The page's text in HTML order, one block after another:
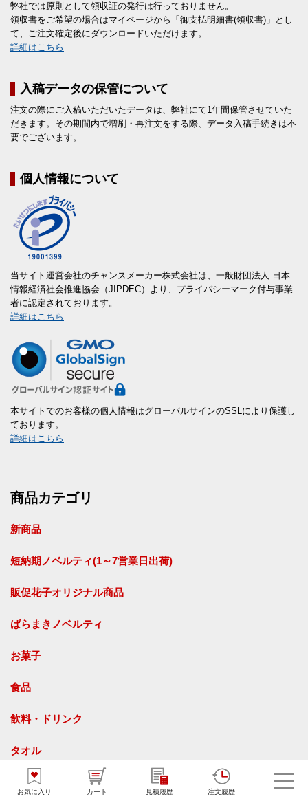
お気に入り カート 見積履歴 注文履歴
弊社では原則として領収証の発行は行っておりません。
領収書をご希望の場合はマイページから「御支払明細書(領収書)」とし
て、ご注文確定後にダウンロードいただけます。
詳細はこちら
入稿データの保管について
注文の際にご入稿いただいたデータは、弊社にて1年間保管させていた
だきます。その期間内で増刷・再注文をする際、データ入稿手続きは不
要でございます。
個人情報について
当サイト運営会社のチャンスメーカー株式会社は、一般財団法人 日本
情報経済社会推進協会（JIPDEC）より、プライバシーマーク付与事業
者に認定されております。
詳細はこちら
本サイトでのお客様の個人情報はグローバルサインのSSLにより保護し
ております。
詳細はこちら
商品カテゴリ
新商品
短納期ノベルティ(1～7営業日出荷)
販促花子オリジナル商品
ばらまきノベルティ
お菓子
食品
飲料・ドリンク
タオル
名入れタオル
オリジナルタオル